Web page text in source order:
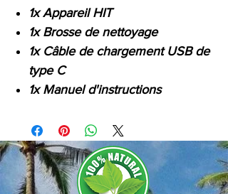
1x Appareil HIT
1x Brosse de nettoyage
1x Câble de chargement USB de
type C
1x Manuel d'instructions